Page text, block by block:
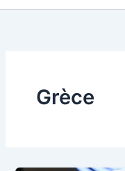
Grèce